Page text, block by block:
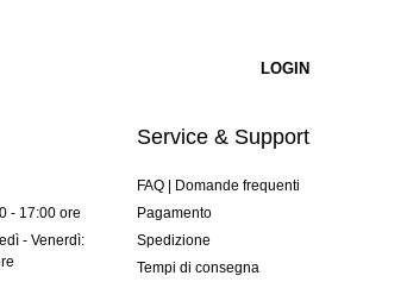
- 17:00 ore
- Venerdì:
Service & Support
FAQ | Domande frequenti
Pagamento
Spedizione
Tempi di consegna